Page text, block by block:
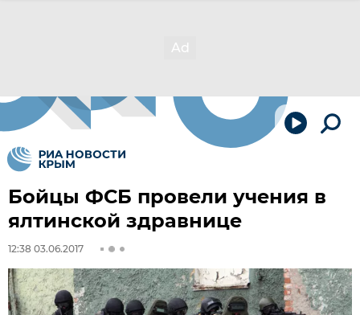
Бойцы ФСБ провели учения в
ялтинской здравнице
12:38 03.06.2017